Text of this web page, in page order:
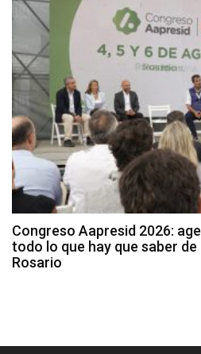
Congreso Aapresid 2026:
todo lo que hay que saber
Rosario